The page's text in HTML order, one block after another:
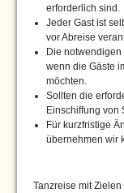
erforderlich sind.
Jeder Gast ist
vor Abreise
Die
wenn die Gäste
möchten.
Sollten die
Einschiffung von
Für kurzfristige
übernehmen wir
Tanzreise mit Zielen